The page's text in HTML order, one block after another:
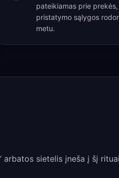
pateikiamas prie
pristatymo sąlygos
metu.
sietelis įneša į šį